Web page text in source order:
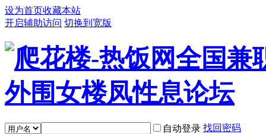
设为首页收藏本站
开启辅助访问 切换到宽版
自动登录 找回密码